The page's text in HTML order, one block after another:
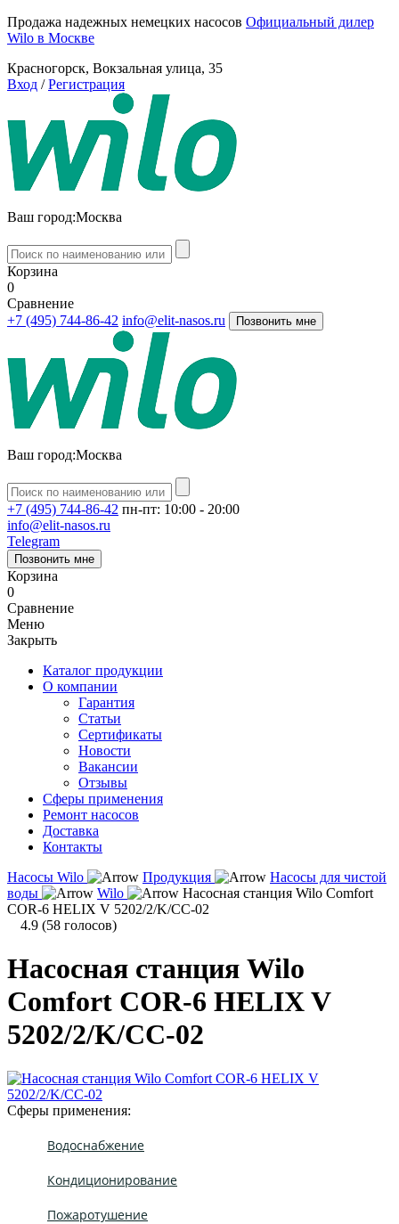
Продажа надежных немецких насосов Официальный дилер
Wilo в Москве
Красногорск, Вокзальная улица, 35
Вход / Регистрация
Ваш город:Москва
Корзина
0
Сравнение
+7 (495) 744-86-42 info@elit-nasos.ru Позвонить мне
Ваш город:Москва
+7 (495) 744-86-42 пн-пт: 10:00 - 20:00
info@elit-nasos.ru
Telegram
Позвонить мне
Корзина
0
Сравнение
Меню
Закрыть
Каталог продукции
О компании
Гарантия
Статьи
Сертификаты
Новости
Вакансии
Отзывы
Сферы применения
Ремонт насосов
Доставка
Контакты
Насосы Wilo
Продукция
Насосы для чистой
воды
Wilo
Насосная станция Wilo Comfort
COR-6 HELIX V 5202/2/K/CC-02
4.9 (58 голосов)
Насосная станция Wilo
Comfort COR-6 HELIX V
5202/2/K/CC-02
Сферы применения:
Водоснабжение
Кондиционирование
Пожаротушение